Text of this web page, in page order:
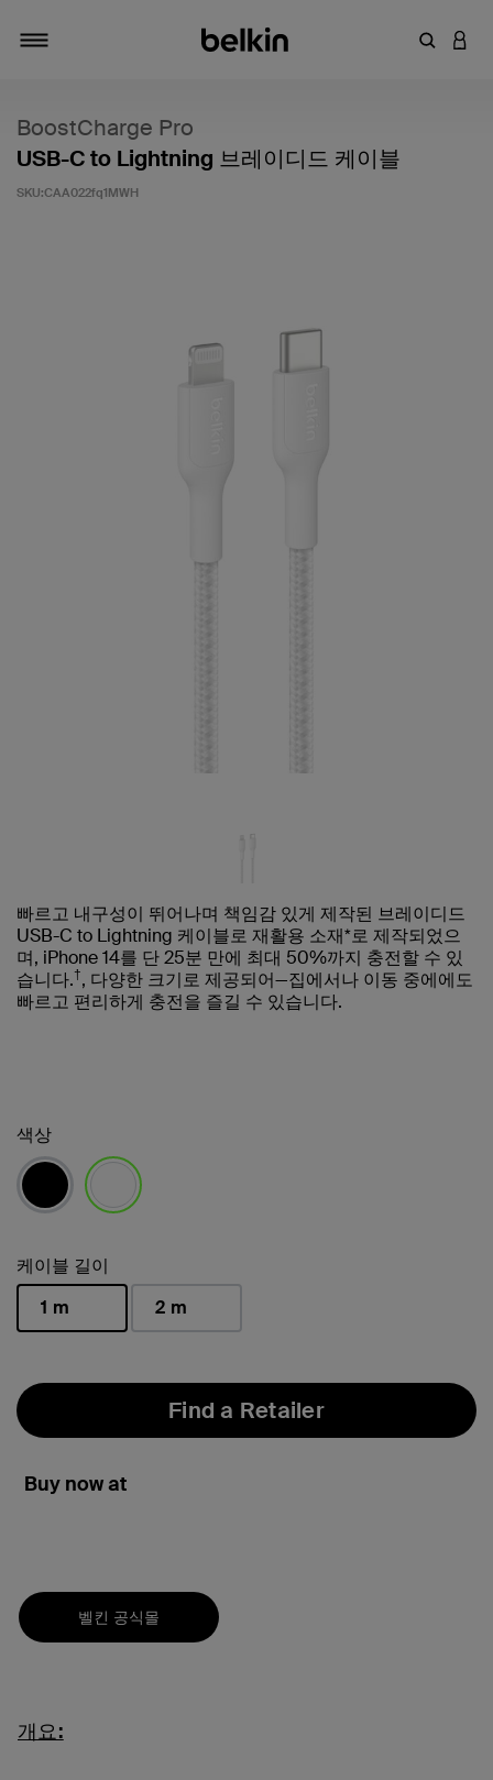
키워드
BoostCharge Pro
USB-C to Lightning 브레이디드 케이블
SKU:CAA022fq1MWH
빠르고 내구성이 뛰어나며 책임감 있게 제작된 브레이디드
USB-C to Lightning 케이블로 재활용 소재*로 제작되었으
며, iPhone 14를 단 25분 만에 최대 50%까지 충전할 수 있
습니다.†, 다양한 크기로 제공되어—집에서나 이동 중에에도
빠르고 편리하게 충전을 즐길 수 있습니다.
색상
케이블 길이
1 m
2 m
Find a Retailer
Buy now at
벨킨 공식몰
개요: